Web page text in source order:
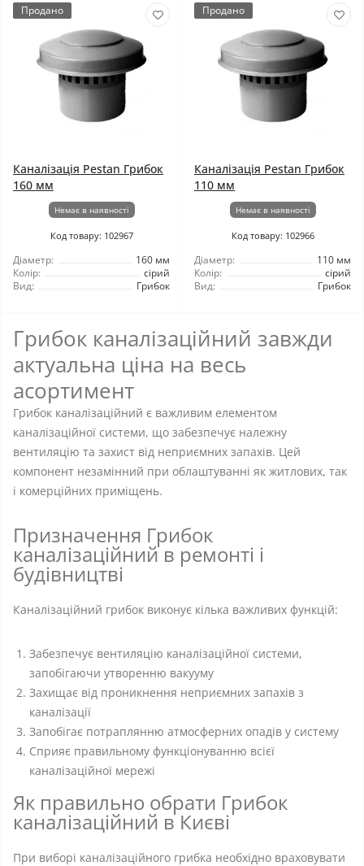
Продано
Каналізація Pestan Грибок
160 мм
Немає в наявності
Код товару: 102967
Діаметр:
160 мм
Колір:
сірий
Вид:
Грибок
Продано
Каналізація Pestan Грибок
110 мм
Немає в наявності
Код товару: 102966
Діаметр:
110 мм
Колір:
сірий
Вид:
Грибок
Грибок каналізаційний завжди
актуальна ціна на весь
асортимент
Грибок каналізаційний є важливим елементом
каналізаційної системи, що забезпечує належну
вентиляцію та захист від неприємних запахів. Цей
компонент незамінний при облаштуванні як житлових, так
і комерційних приміщень.
Призначення Грибок
каналізаційний в ремонті і
будівництві
Каналізаційний грибок виконує кілька важливих функцій:
Забезпечує вентиляцію каналізаційної системи,
запобігаючи утворенню вакууму
Захищає від проникнення неприємних запахів з
каналізації
Запобігає потраплянню атмосферних опадів у систему
Сприяє правильному функціонуванню всієї
каналізаційної мережі
Як правильно обрати Грибок
каналізаційний в Києві
При виборі каналізаційного грибка необхідно враховувати